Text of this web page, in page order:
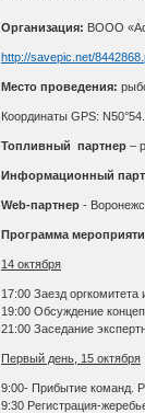
Организация: ВООО
http://savepic.net/
Место проведения:
Координаты GPS:
Топливный партнер –
Информационный
Web-партнер -
Программа
14 октября
17:00 Заезд
19:00 Обсуждение
21:00 Заседание
Первый день, 15 октября
9:00- Прибытие команд.
9:30 Регистрация-